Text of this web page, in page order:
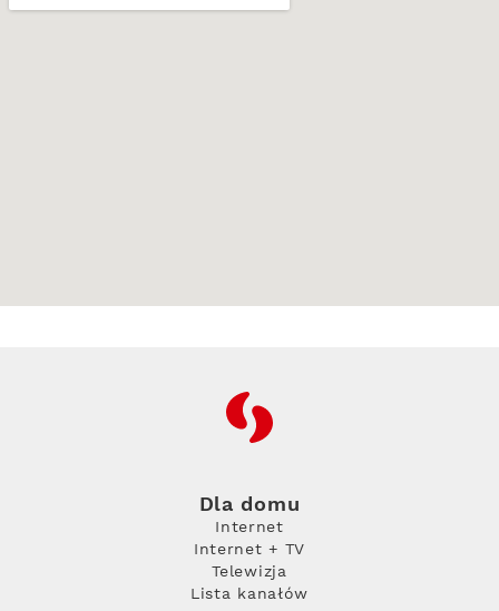
RFC
Dla domu
Internet
Internet + TV
Telewizja
Lista kanałów